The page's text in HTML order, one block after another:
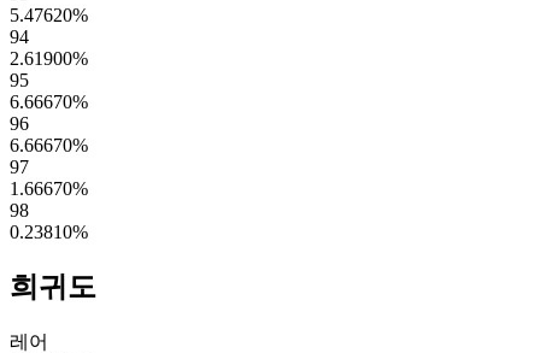
5.47620%
94
2.61900%
95
6.66670%
96
6.66670%
97
1.66670%
98
0.23810%
희귀도
레어